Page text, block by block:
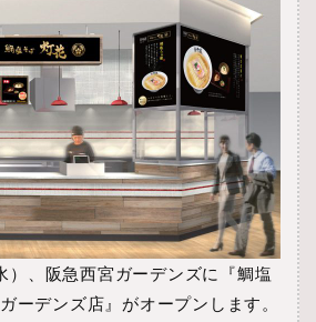
）、阪急西宮ガーデンズに『鯛塩
ーデンズ店』がオープンします。